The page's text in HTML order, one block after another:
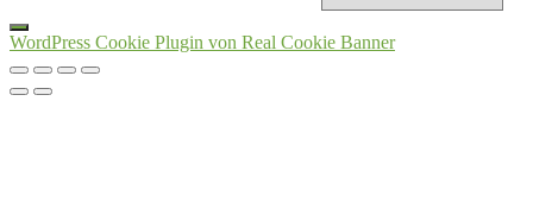
WordPress Cookie Plugin von Real Cookie Banner